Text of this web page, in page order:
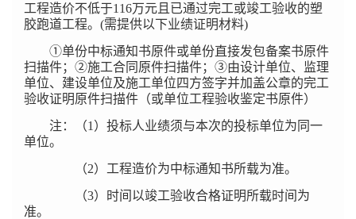
工程造价不低于116万元且已通过完工或竣工验收的塑
胶跑道工程。(需提供以下业绩证明材料)
①单份中标通知书原件或单份直接发包备案书原件
扫描件；②施工合同原件扫描件；③由设计单位、监理
单位、建设单位及施工单位四方签字并加盖公章的完工
验收证明原件扫描件（或单位工程验收鉴定书原件）
注：（1）投标人业绩须与本次的投标单位为同一
单位。
（2）工程造价为中标通知书所载为准。
（3）时间以竣工验收合格证明所载时间为
准。